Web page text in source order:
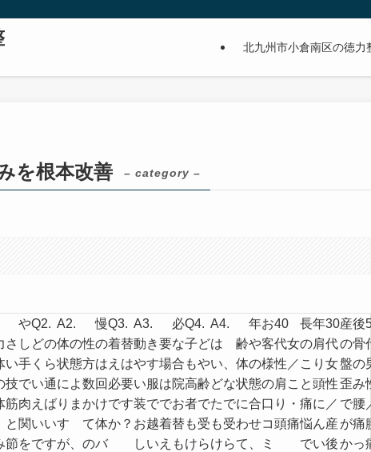
北九州市小倉南区の徳
を根本改善 – category –
や
さし
い手
技で
筋肉
と関
節を
Q2.
どの
くら
い通
えば
いい
です
A2.
体の
状態
によ
りま
す
が、
慢
性の
方は
数回
かけ
て体
のバ
Q3.
着替
えは
必要
です
か？
A3.
動き
やす
い服
装で
お越
しい
必
要な
場合
は院
でお
着替
えも
Q4.
子ど
もや
高齢
者で
も受
けら
A4.
は
い、
どな
たで
も受
けら
年
齢や
体の
状態
に合
わせ
て、
お
客
様
の
口
コ
ミ
40
代女
性／
肩こ
り・
頭痛
長年
の肩
こり
と頭
痛に
悩ん
でい
30
代
女
性
／
産
後
産後
の骨
盤の
歪み
で腰
が痛
かっ